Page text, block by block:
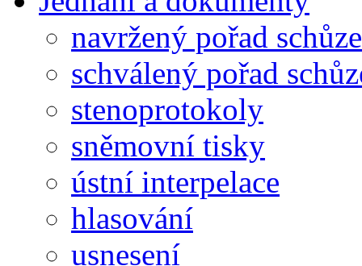
navržený pořad schůze
schválený pořad
stenoprotokoly
sněmovní tisky
ústní interpelace
hlasování
usnesení